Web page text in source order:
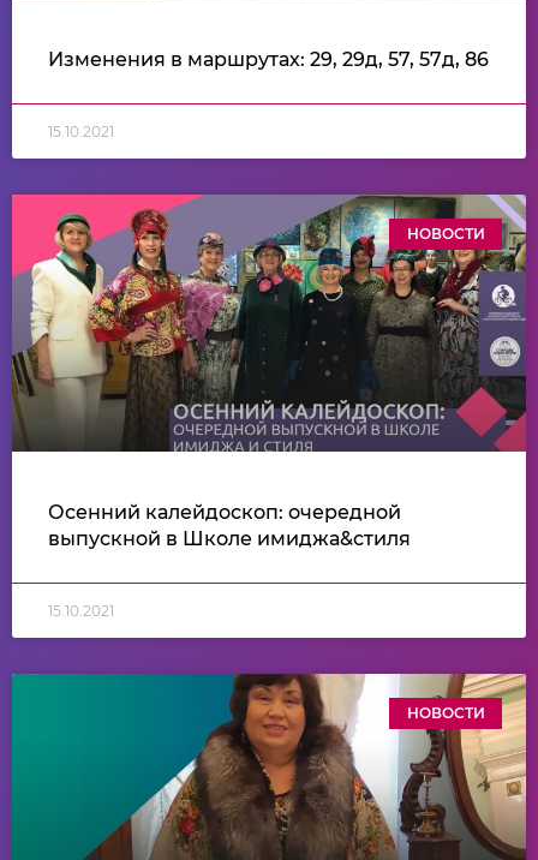
Изменения в маршрутах: 29, 29д, 57, 57д, 86
15.10.2021
НОВОСТИ
Осенний калейдоскоп: очередной
выпускной в Школе имиджа&стиля
15.10.2021
НОВОСТИ